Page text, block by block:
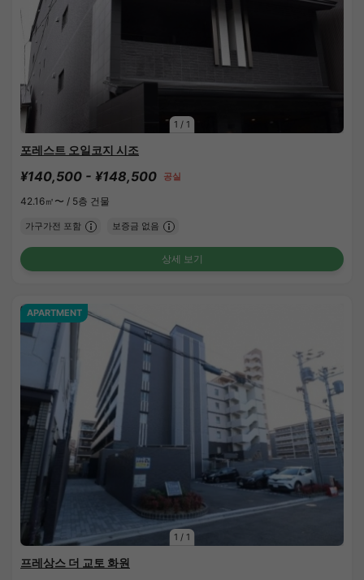
1 / 1
포레스트 오일코지 시조
¥140,500 - ¥148,500 공실
42.16㎡〜 / 5층 건물
가구가전 포함 보증금 없음
상세 보기
1 / 1
APARTMENT
프레상스 더 교토 화원